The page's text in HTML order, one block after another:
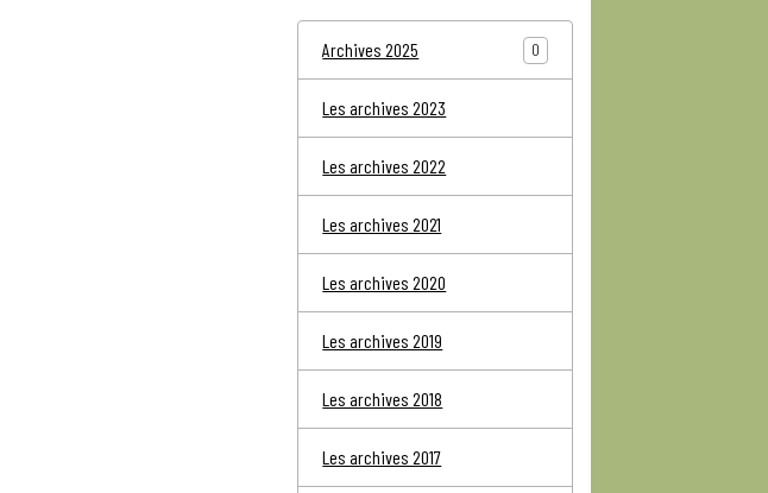
Archives 2025 0
Les archives 2023
Les archives 2022
Les archives 2021
Les archives 2020
Les archives 2019
Les archives 2018
Les archives 2017